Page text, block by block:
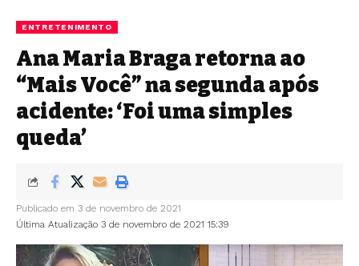
ENTRETENIMENTO
Ana Maria Braga retorna ao
“Mais Você” na segunda após
acidente: ‘Foi uma simples
queda’
Última Atualização 3 de novembro de 2021 15:39
Publicado em 3 de novembro de 2021